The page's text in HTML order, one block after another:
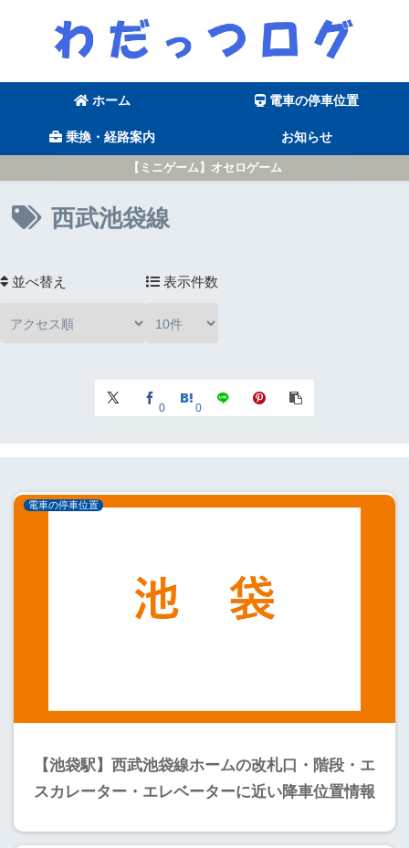
ホーム 電車の停車位置
乗換・経路案内 お知らせ
【ミニゲーム】オセロゲーム
西武池袋線
並べ替え 表示件数
0 0
電車の停車位置
【池袋駅】西武池袋線ホームの改札口・階段・エ
スカレーター・エレベーターに近い降車位置情報